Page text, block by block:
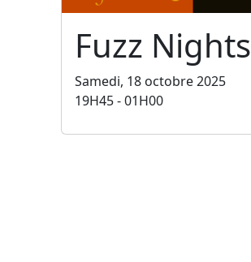
Fuzz Nights
Samedi, 18 octobre 2025
19H45 - 01H00